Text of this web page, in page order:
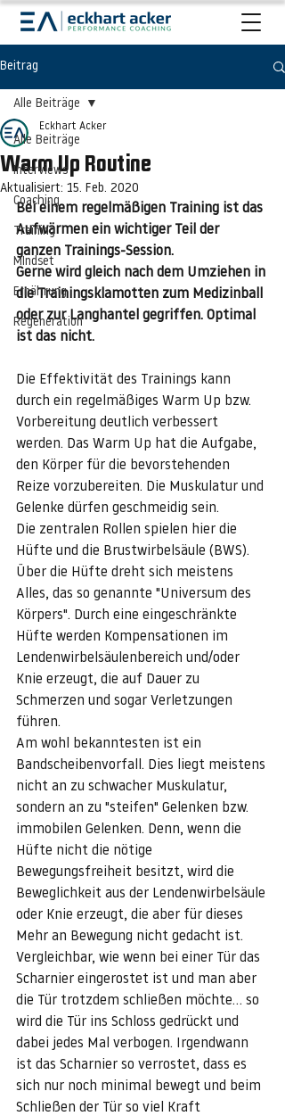
Beitrag
Alle Beiträge
Interviews
Coaching
Training
MIndset
Ernährung
Regeneration
Alle Beiträge
Warm Up Routine
Eckhart Acker
Aktualisiert: 15. Feb. 2020
Bei einem regelmäßigen Training ist das
Aufwärmen ein wichtiger Teil der
ganzen Trainings-Session.
Gerne wird gleich nach dem Umziehen in
die Trainingsklamotten zum Medizinball
oder zur Langhantel gegriffen. Optimal
ist das nicht.
Die Effektivität des Trainings kann
durch ein regelmäßiges Warm Up bzw.
Vorbereitung deutlich verbessert
werden. Das Warm Up hat die Aufgabe,
den Körper für die bevorstehenden
Reize vorzubereiten. Die Muskulatur und
Gelenke dürfen geschmeidig sein.
Die zentralen Rollen spielen hier die
Hüfte und die Brustwirbelsäule (BWS).
Über die Hüfte dreht sich meistens
Alles, das so genannte "Universum des
Körpers". Durch eine eingeschränkte
Hüfte werden Kompensationen im
Lendenwirbelsäulenbereich und/oder
Knie erzeugt, die auf Dauer zu
Schmerzen und sogar Verletzungen
führen.
Am wohl bekanntesten ist ein
Bandscheibenvorfall. Dies liegt meistens
nicht an zu schwacher Muskulatur,
sondern an zu "steifen" Gelenken bzw.
immobilen Gelenken. Denn, wenn die
Hüfte nicht die nötige
Bewegungsfreiheit besitzt, wird die
Beweglichkeit aus der Lendenwirbelsäule
oder Knie erzeugt, die aber für dieses
Mehr an Bewegung nicht gedacht ist.
Vergleichbar, wie wenn bei einer Tür das
Scharnier eingerostet ist und man aber
die Tür trotzdem schließen möchte... so
wird die Tür ins Schloss gedrückt und
dabei jedes Mal verbogen. Irgendwann
ist das Scharnier so verrostet, dass es
sich nur noch minimal bewegt und beim
Schließen der Tür so viel Kraft